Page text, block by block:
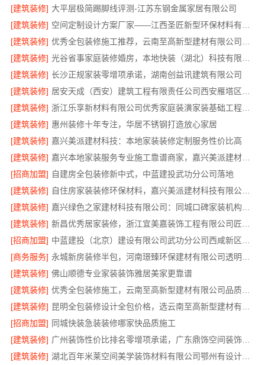
[建筑装修] 大平层极简踢脚线评测-江苏东钢金属家居有限公司
[建筑装修]
[建筑装修]
[建筑装修]
[建筑装修] 长沙正规家装零增项承诺，湖南创益讯建筑有限公司
[建筑装修]
[建筑装修]
浙江乐享新材料有限公司优秀家庭装潢家装基础工程施工案例
[建筑装修] 惠州装修十年专注，华居不锈钢打造放心家居
[建筑装修] 嘉兴美派建材科技：本地家装装修定制服务性价比高
[建筑装修]
嘉兴本地家装服务专业施工靠谱商家，嘉兴美派建材科技有限公司自有班组
[招商加盟] 自建房全包装修新中式，中蓝建投武功分公司落地
[建筑装修]
自住房家装装修环保材料，嘉兴美派建材科技有限公司绿色建材优选
[建筑装修]
[建筑装修]
[招商加盟]
[商务服务]
[建筑装修] 佛山顺德专业家装装饰雅居美家更靠谱
[建筑装修]
优秀全包装修施工，云南至高新型建材有限公司品质保证
[建筑装修]
[招商加盟] 同城快装急装装修哪家快品质施工
[建筑装修]
广州装饰性价比排名零增项承诺，广东鼎饰空间装饰工程有限公司
[建筑装修]
湖北百年米莱空间美学装饰材料有限公司鄂州有设计感装修实景案例